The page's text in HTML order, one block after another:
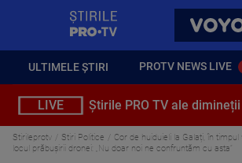
ULTIMELE ȘTIRI PROTV NEWS LIVE
LIVE Știrile PRO TV ale dimineții
Stirileprotv Stiri Politice
Cor de huiduieli la Galați, în
locul prăbușirii dronei: „Nu doar noi ne confruntăm cu asta”